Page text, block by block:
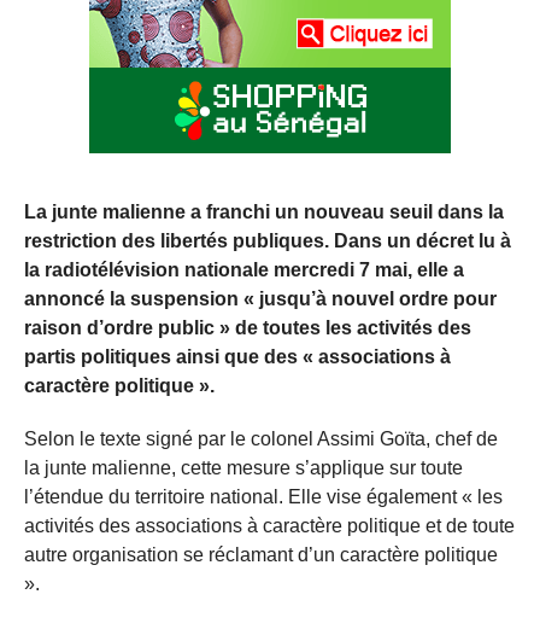
La junte malienne a franchi un nouveau seuil dans la
restriction des libertés publiques. Dans un décret lu à
la radiotélévision nationale mercredi 7 mai, elle a
annoncé la suspension « jusqu’à nouvel ordre pour
raison d’ordre public » de toutes les activités des
partis politiques ainsi que des « associations à
caractère politique ».
Selon le texte signé par le colonel Assimi Goïta, chef de
la junte malienne, cette mesure s’applique sur toute
l’étendue du territoire national. Elle vise également « les
activités des associations à caractère politique et de toute
autre organisation se réclamant d’un caractère politique
».